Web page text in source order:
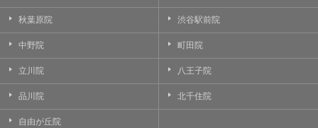
秋葉原院 渋谷駅前院
中野院 町田院
立川院 八王子院
品川院 北千住院
自由が丘院